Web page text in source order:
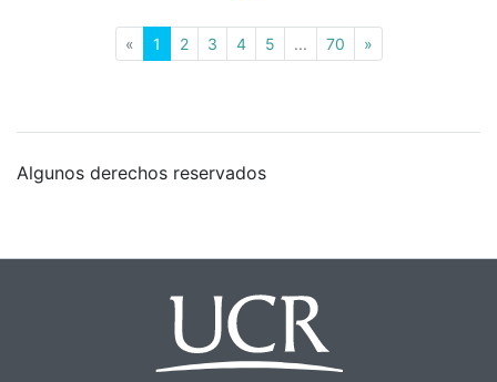
« 1 (current)
2 3 4 5 ... 70 »
Algunos derechos reservados